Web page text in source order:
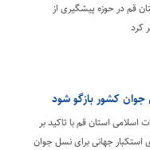
قم در حوزه پیشگیری از
کرد
کشور بازگو شود
استان قم با تاکید بر
استکبار جهانی برای نسل جوان